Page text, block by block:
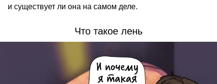
и существует ли она на самом деле.
Что такое лень